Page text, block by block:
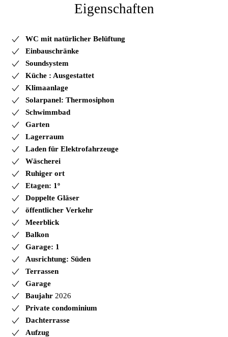
Eigenschaften
WC mit natürlicher Belüftung
Einbauschränke
Soundsystem
Küche : Ausgestattet
Klimaanlage
Solarpanel: Thermosiphon
Schwimmbad
Garten
Lagerraum
Laden für Elektrofahrzeuge
Wäscherei
Ruhiger ort
Etagen: 1º
Doppelte Gläser
öffentlicher Verkehr
Meerblick
Balkon
Garage: 1
Ausrichtung: Süden
Terrassen
Garage
Baujahr 2026
Private condominium
Dachterrasse
Aufzug